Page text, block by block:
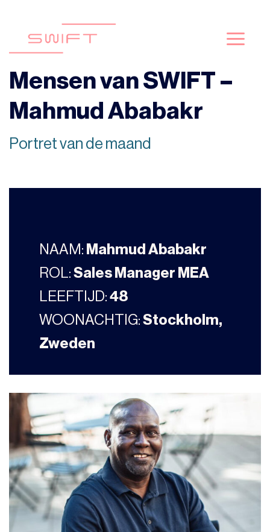
content
Mensen van SWIFT –
Mahmud Ababakr
Portret van de maand
NAAM: Mahmud Ababakr
ROL: Sales Manager MEA
LEEFTIJD: 48
WOONACHTIG: Stockholm,
Zweden